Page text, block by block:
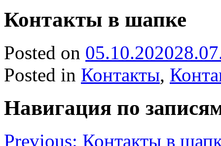
Контакты в шапке
Posted on 05.10.2020
Posted in Контакты,
Навигация по
Previous: Контакты в